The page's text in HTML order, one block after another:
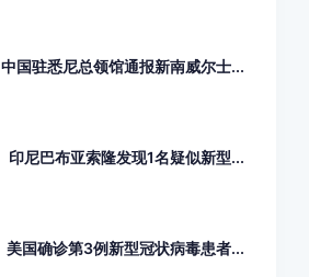
中国驻悉尼总领馆通报新南威尔士...
印尼巴布亚索隆发现1名疑似新型...
美国确诊第3例新型冠状病毒患者...